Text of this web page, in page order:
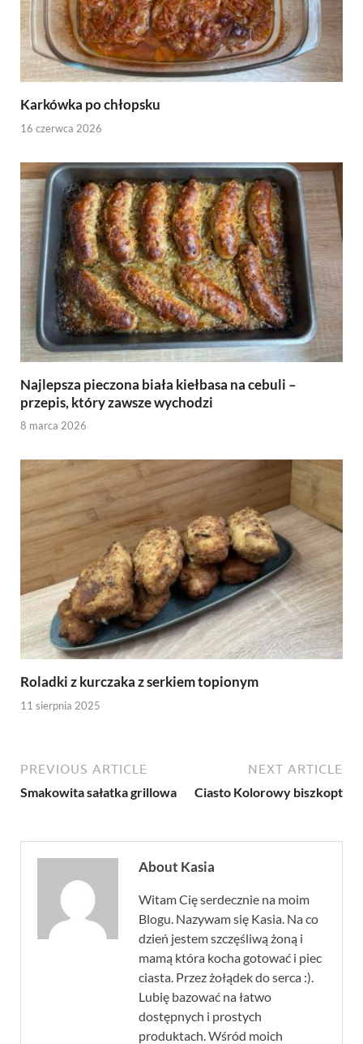
Karkówka po chłopsku
16 czerwca 2026
Najlepsza pieczona biała kiełbasa na cebuli –
przepis, który zawsze wychodzi
8 marca 2026
Roladki z kurczaka z serkiem topionym
11 sierpnia 2025
PREVIOUS ARTICLE
Smakowita sałatka grillowa
NEXT ARTICLE
Ciasto Kolorowy biszkopt
About Kasia
Witam Cię serdecznie na moim
Blogu. Nazywam się Kasia. Na co
dzień jestem szczęśliwą żoną i
mamą która kocha gotować i piec
ciasta. Przez żołądek do serca :).
Lubię bazować na łatwo
dostępnych i prostych
produktach. Wśród moich